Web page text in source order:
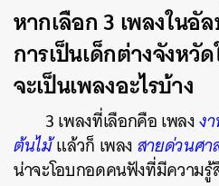
หากเลือก 3 เพลงในอั
การเป็นเด็กต่างจังหวั
จะเป็นเพลงอะไรบ้าง
3 เพลงที่เลือกคือ เพลงง
ต้นไม้แล้วก็ เพลงสายด่วนศา
น่าจะโอบกอดคนฟังที่มีความรู้